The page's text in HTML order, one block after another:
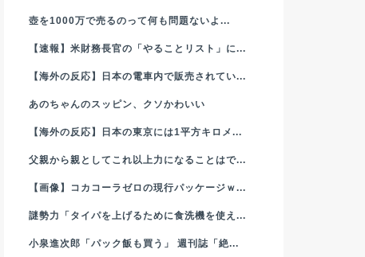
壺を1000万で売るのって何も問題ないよ...
【速報】米財務長官の「やることリスト」に...
【海外の反応】日本の電車内で販売されてい...
あのちゃんのスッピン、クソかわいい
【海外の反応】日本の東京には1平方キロメ...
父親から親としてこれ以上力になることはで...
【画像】コカコーラゼロの現行パッケージｗ...
謎勢力「タイパを上げるために食洗機を使え...
小泉進次郎「パック飯も買う」 週刊誌「絶...